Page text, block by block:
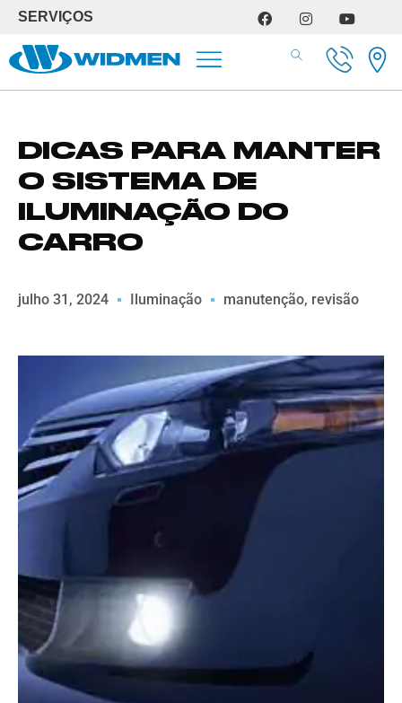
SERVIÇOS
DICAS PARA MANTER
O SISTEMA DE
ILUMINAÇÃO DO
CARRO
julho 31, 2024 Iluminação manutenção, revisão